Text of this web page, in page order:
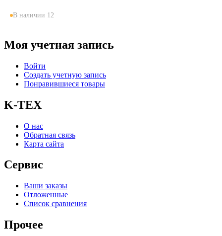
В наличии 12
Моя учетная запись
Войти
Создать учетную запись
Понравившиеся товары
K-TEX
О нас
Обратная связь
Карта сайта
Сервис
Ваши заказы
Отложенные
Список сравнения
Прочее